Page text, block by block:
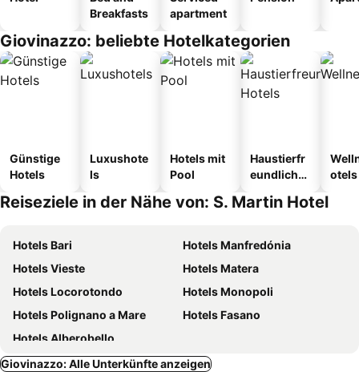
Breakfasts
apartment
Giovinazzo: beliebte Hotelkategorien
Günstige
Hotels
Luxushote
ls
Hotels mit
Pool
Haustierfr
eundliche
otels
Reiseziele in der Nähe von: S. Martin Hotel
Hotels Bari
Hotels Manfredónia
Hotels Vieste
Hotels Matera
Hotels Locorotondo
Hotels Monopoli
Hotels Polignano a Mare
Hotels Fasano
Hotels Alberobello
Giovinazzo: Alle Unterkünfte anzeigen